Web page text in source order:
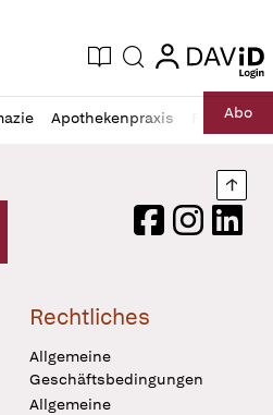
Zeitung
Aktuelle Ausgabe
Suche login
login
Apothekenpraxis RechtAbo
Logo
FacebookInstagram
Rechtliches
Allgemeine
Geschäftsbedingungen
Allgemeine